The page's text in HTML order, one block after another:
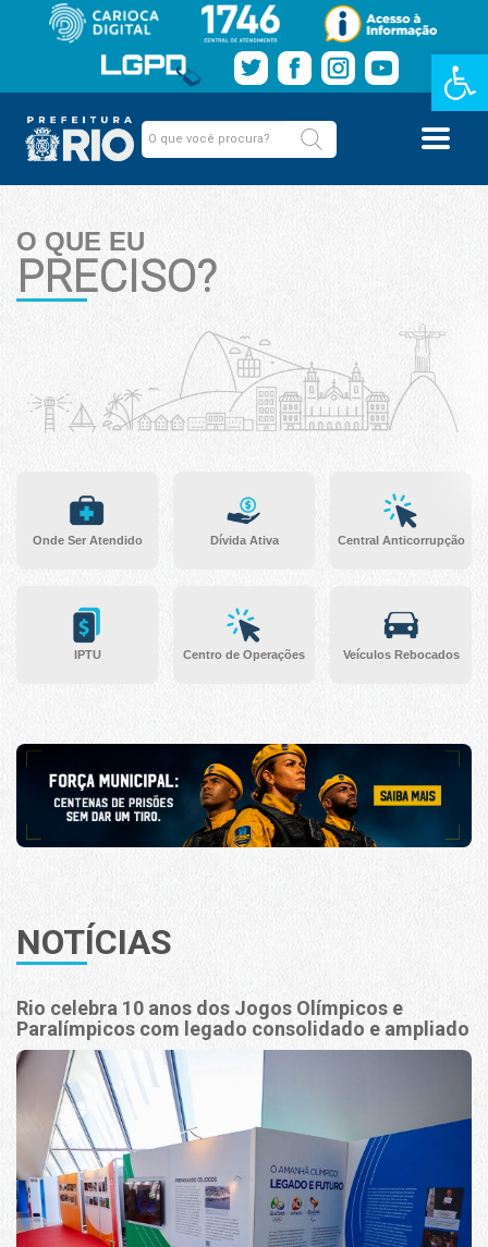
Barra de
O QUE EU
PRECISO?
Onde Ser Atendido
IPTU
Dívida Ativa
Centro de Operações
Central Anticorrupção
Veículos Rebocados
NOTÍCIAS
Rio celebra 10 anos dos Jogos Olímpicos e
Paralímpicos com legado consolidado e ampliado